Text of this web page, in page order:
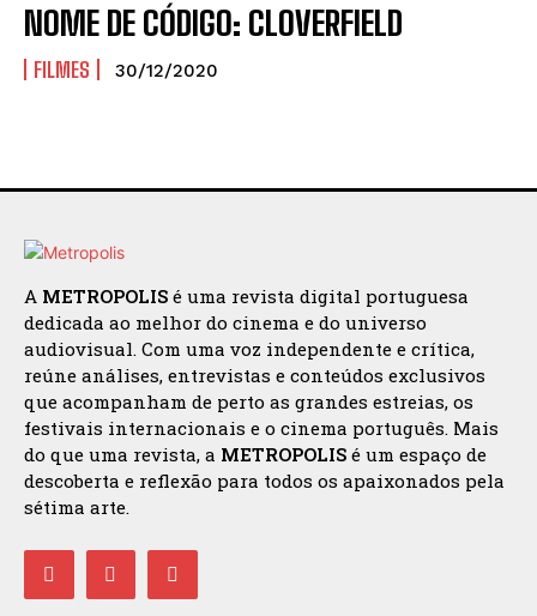
NOME DE CÓDIGO: CLOVERFIELD
FILMES 30/12/2020
A METROPOLIS é uma revista digital portuguesa
dedicada ao melhor do cinema e do universo
audiovisual. Com uma voz independente e crítica,
reúne análises, entrevistas e conteúdos exclusivos
que acompanham de perto as grandes estreias, os
festivais internacionais e o cinema português. Mais
do que uma revista, a METROPOLIS é um espaço de
descoberta e reflexão para todos os apaixonados pela
sétima arte.